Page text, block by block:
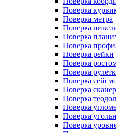
Поверка
Поверка метра
Поверка
Поверка
Поверка
Поверка рейки
Поверка
Поверка
Поверка
Поверка
Поверка
Поверка
Поверка
Поверка